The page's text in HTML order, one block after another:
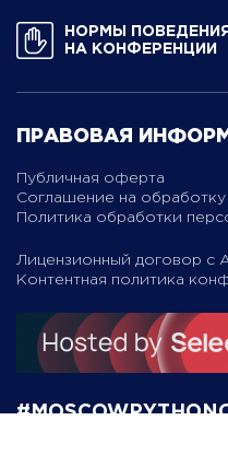
НОРМЫ
НА КОНФЕРЕНЦИИ
ПРАВОВАЯ
Публичная оферта
Соглашение на обработку
Политика обработки
Лицензионный договор с
Контентная политика